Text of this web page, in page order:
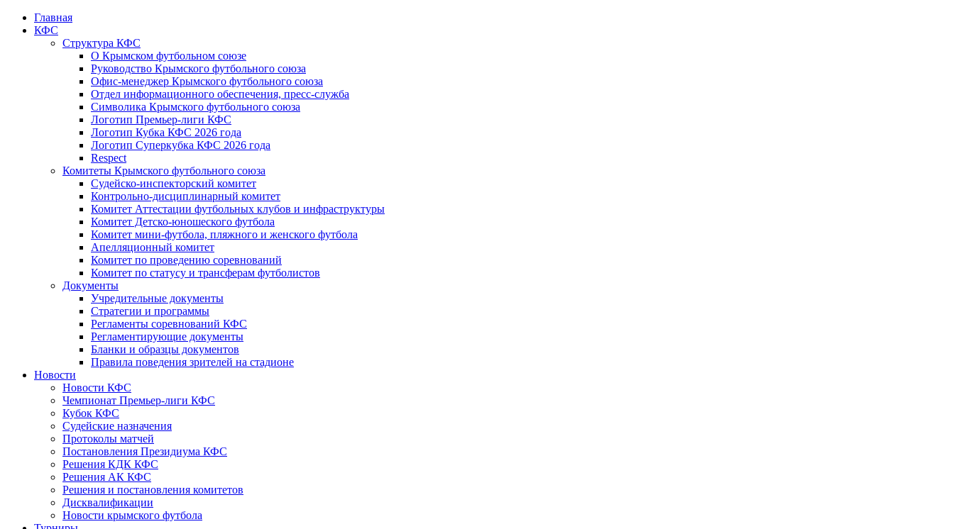
Главная
КФС
Структура КФС
О Крымском футбольном союзе
Руководство Крымского футбольного союза
Офис-менеджер Крымского футбольного союза
Отдел информационного обеспечения, пресс-служба
Символика Крымского футбольного союза
Логотип Премьер-лиги КФС
Логотип Кубка КФС 2026 года
Логотип Суперкубка КФС 2026 года
Respect
Комитеты Крымского футбольного союза
Судейско-инспекторский комитет
Контрольно-дисциплинарный комитет
Комитет Аттестации футбольных клубов и инфраструктуры
Комитет Детско-юношеского футбола
Комитет мини-футбола, пляжного и женского футбола
Апелляционный комитет
Комитет по проведению соревнований
Комитет по статусу и трансферам футболистов
Документы
Учредительные документы
Стратегии и программы
Регламенты соревнований КФС
Регламентирующие документы
Бланки и образцы документов
Правила поведения зрителей на стадионе
Новости
Новости КФС
Чемпионат Премьер-лиги КФС
Кубок КФС
Судейские назначения
Протоколы матчей
Постановления Президиума КФС
Решения КДК КФС
Решения АК КФС
Решения и постановления комитетов
Дисквалификации
Новости крымского футбола